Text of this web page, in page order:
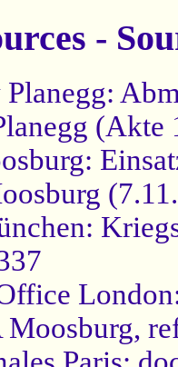
-
(Akte
Moosburg,